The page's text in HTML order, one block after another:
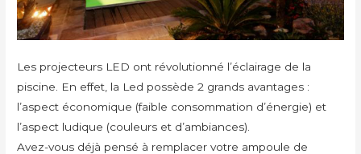
Les projecteurs LED ont révolutionné l’éclairage de la
piscine. En effet, la Led possède 2 grands avantages :
l’aspect économique (faible consommation d’énergie) et
l’aspect ludique (couleurs et d’ambiances).
Avez-vous déjà pensé à remplacer votre ampoule de